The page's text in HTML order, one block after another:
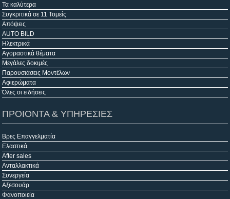
Τα καλύτερα
Συγκριτικά σε 11 Τομείς
Απόψεις
AUTO BILD
Ηλεκτρικά
Αγοραστικά θέματα
Μεγάλες δοκιμές
Παρουσιάσεις Μοντέλων
Αφιερώματα
Όλες οι ειδήσεις
ΠΡΟΙΟΝΤΑ & ΥΠΗΡΕΣΙΕΣ
Βρες Επαγγελματία
Ελαστικά
After sales
Ανταλλακτικά
Συνεργεία
Αξεσουάρ
Φανοποιεία